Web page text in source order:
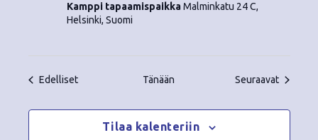
Kamppi tapaamispaikkaMalminkatu 24 C,
Helsinki, Suomi
EdellisetTapahtumat Tänään Seuraavat
Tilaa kalenteriin